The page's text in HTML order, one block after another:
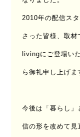
2010年の配信ス
さった皆様、取材
livingにご登場い
ら御礼申し上げま
今後は「暮らし
信の形を改めて見
UPDATE :
丁寧な人